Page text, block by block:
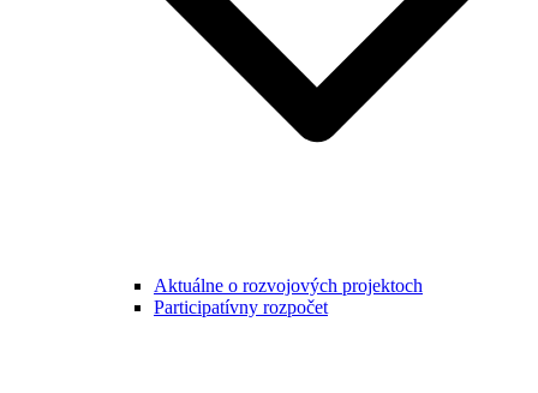
Aktuálne o rozvojových projektoch
Participatívny rozpočet